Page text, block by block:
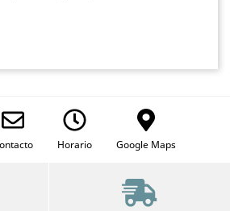
Horario Google Maps